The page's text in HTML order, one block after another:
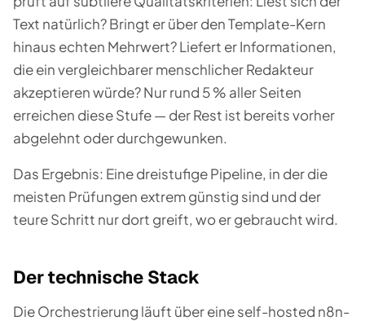
Text natürlich? Bringt er über den Template-Kern
hinaus echten Mehrwert? Liefert er Informationen,
die ein vergleichbarer menschlicher Redakteur
akzeptieren würde? Nur rund 5 % aller Seiten
erreichen diese Stufe — der Rest ist bereits vorher
abgelehnt oder durchgewunken.
Das Ergebnis: Eine dreistufige Pipeline, in der die
meisten Prüfungen extrem günstig sind und der
teure Schritt nur dort greift, wo er gebraucht wird.
Der technische Stack
Die Orchestrierung läuft über eine self-hosted n8n-